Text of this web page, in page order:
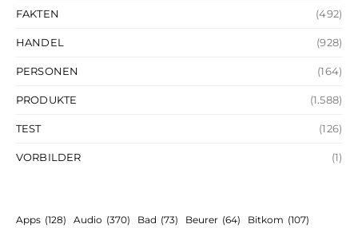
FAKTEN (492)
HANDEL (928)
PERSONEN (164)
PRODUKTE (1.588)
TEST (126)
VORBILDER (1)
Apps (128) Audio (370) Bad (73) Beurer (64) Bitkom (107)